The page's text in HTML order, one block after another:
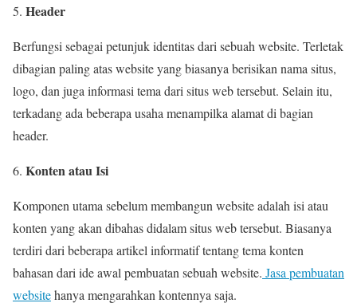
Header
Berfungsi sebagai petunjuk identitas dari sebuah website. Terletak
dibagian paling atas website yang biasanya berisikan nama situs,
logo, dan juga informasi tema dari situs web tersebut. Selain itu,
terkadang ada beberapa usaha menampilka alamat di bagian
header.
Konten atau Isi
Komponen utama sebelum membangun website adalah isi atau
konten yang akan dibahas didalam situs web tersebut. Biasanya
terdiri dari beberapa artikel informatif tentang tema konten
bahasan dari ide awal pembuatan sebuah website. Jasa pembuatan
websitehanya mengarahkan kontennya saja.